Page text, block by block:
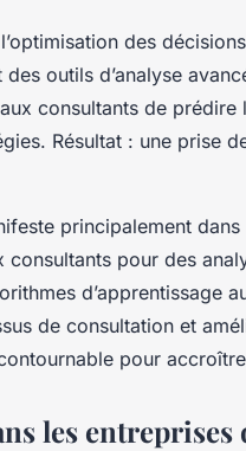
des
outils d’analyse
consultants de prédire
Résultat : une prise
principalement dans
pour des
d’apprentissage
de consultation et
pour
les entreprises